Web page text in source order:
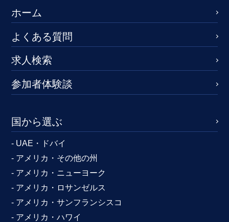
ホーム
よくある質問
求人検索
参加者体験談
国から選ぶ
- UAE・ドバイ
- アメリカ・その他の州
- アメリカ・ニューヨーク
- アメリカ・ロサンゼルス
- アメリカ・サンフランシスコ
- アメリカ・ハワイ